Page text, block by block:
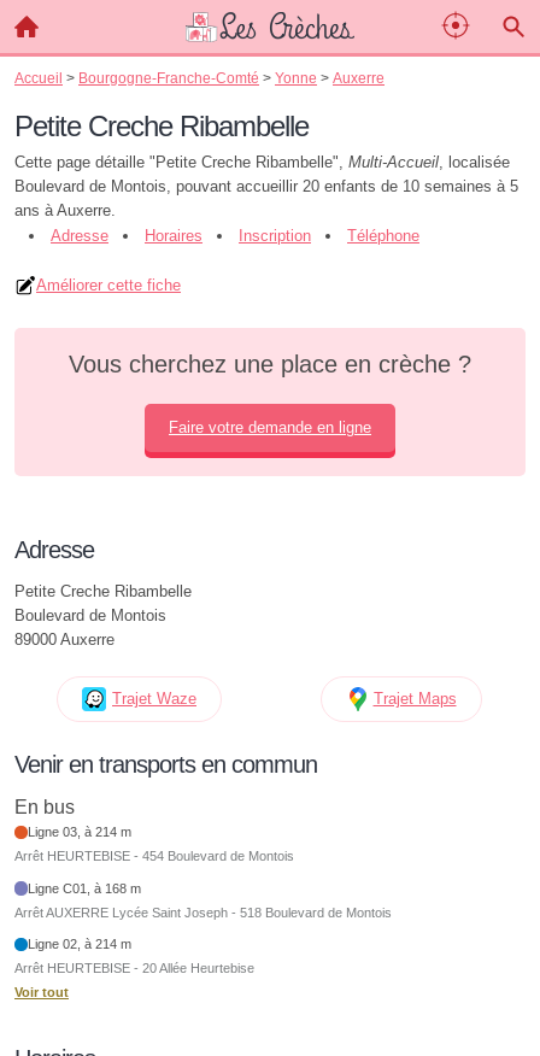
Accueil > Bourgogne-Franche-Comté > Yonne > Auxerre
Petite Creche Ribambelle
Cette page détaille "Petite Creche Ribambelle", Multi-Accueil, localisée
Boulevard de Montois, pouvant accueillir 20 enfants de 10 semaines à 5
ans à Auxerre.
Adresse
Horaires Inscription Téléphone
Améliorer cette fiche
Vous cherchez une place en crèche ?
Faire votre demande en ligne
Adresse
Petite Creche Ribambelle
Boulevard de Montois
89000 Auxerre
Trajet Waze Trajet Maps
Venir en transports en commun
En bus
Ligne 03, à 214 m
Arrêt HEURTEBISE - 454 Boulevard de Montois
Ligne C01, à 168 m
Arrêt AUXERRE Lycée Saint Joseph - 518 Boulevard de Montois
Ligne 02, à 214 m
Arrêt HEURTEBISE - 20 Allée Heurtebise
Voir tout